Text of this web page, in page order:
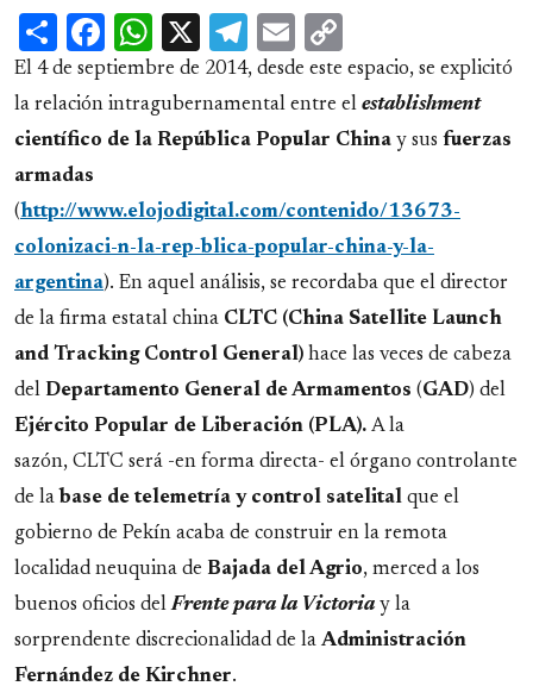
ShareFacebook
WhatsApp
X Telegram
Email
Link
El 4 de septiembre de 2014, desde este espacio, se explicitó
la relación intragubernamental entre el establishment
científico de la República Popular China y sus fuerzas
armadas
(http://www.elojodigital.com/contenido/13673-
colonizaci-n-la-rep-blica-popular-china-y-la-
argentina). En aquel análisis, se recordaba que el director
de la firma estatal china CLTC (China Satellite Launch
and Tracking Control General) hace las veces de cabeza
del Departamento General de Armamentos (GAD) del
Ejército Popular de Liberación (PLA). A la
sazón, CLTC será -en forma directa- el órgano controlante
de la base de telemetría y control satelital que el
gobierno de Pekín acaba de construir en la remota
localidad neuquina de Bajada del Agrio, merced a los
buenos oficios delFrente para la Victoria y la
sorprendente discrecionalidad de la Administración
Fernández de Kirchner.